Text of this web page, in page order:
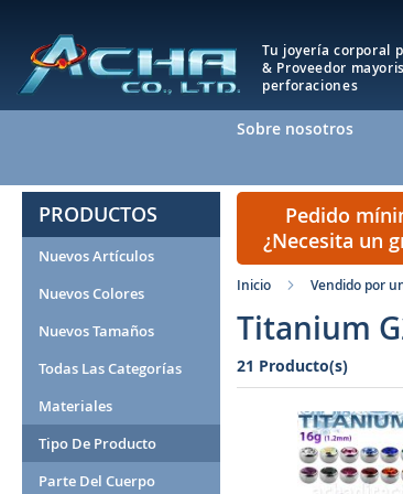
Tu joyería corporal
& Proveedor
perforaciones
Sobre nosotros
Pedido
¿Necesita un
Inicio Vendido por
Titanium
21 Producto(s)
PRODUCTOS
Nuevos Artículos
Nuevos Colores
Nuevos Tamaños
Todas Las Categorías
Materiales
Tipo De Producto
Parte Del Cuerpo